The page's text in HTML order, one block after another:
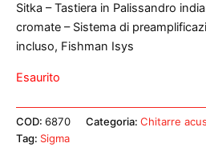
Sitka – Tastiera in Palissandro
cromate – Sistema di
incluso, Fishman Isys
Esaurito
COD: 6870 Categoria: Chitarre
Tag: Sigma